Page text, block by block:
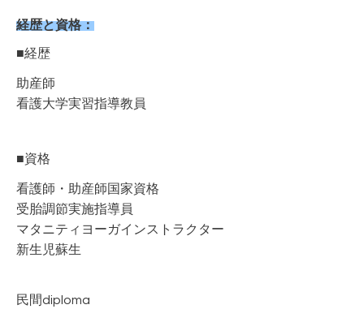
経歴と資格：
■経歴
助産師
看護大学実習指導教員
■資格
看護師・助産師国家資格
受胎調節実施指導員
マタニティヨーガインストラクター
新生児蘇生
民間diploma